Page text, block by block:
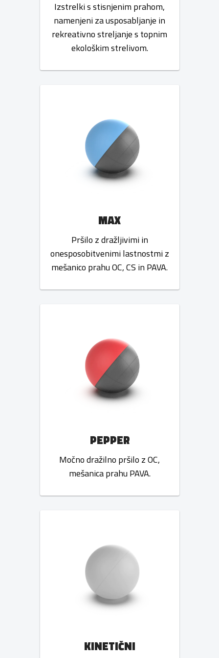
Izstrelki s stisnjenim prahom,
namenjeni za usposabljanje in
rekreativno streljanje s topnim
ekološkim strelivom.
MAX
Pršilo z dražljivimi in
onesposobitvenimi lastnostmi z
mešanico prahu OC, CS in PAVA.
PEPPER
Močno dražilno pršilo z OC,
mešanica prahu PAVA.
KINETIČNI